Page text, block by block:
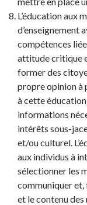
L’éducation aux
d’enseignement
compétences
attitude critique
former des
propre opinion à
à cette
informations
intérêts sous-
et/ou culturel.
aux individus à
sélectionner les
communiquer et,
et le contenu des